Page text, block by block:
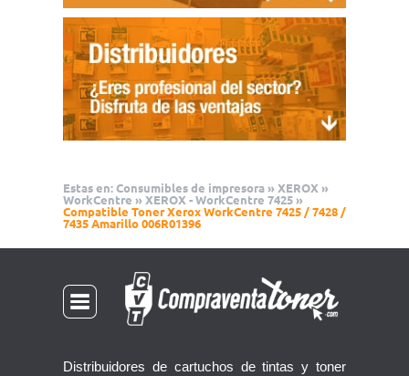
Estas en: Consumibles de impresora » XEROX »
WorkCentre » XEROX - WorkCentre 7425 »
Compatible Toner Xerox WorkCentre 7425 / 7428 /
7435 Amarillo 006R01396
Distribuidores de cartuchos de tintas y toner